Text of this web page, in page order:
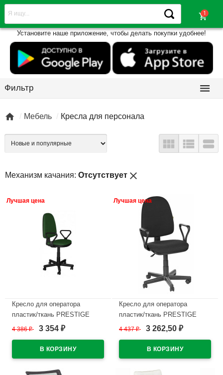
shopping_cart
Установите наше приложение, чтобы делать покупки удобнее!
Фильтр 
 Мебель Кресла для персонала
  
Механизм качания: Отсутствует close
Лучшая цена
Кресло для оператора
пластик/ткань PRESTIGE
зеленый (С-34/B-31)
4 386₽ 3 354 ₽
Лучшая цена
Кресло для оператора
пластик/ткань PRESTIGE
черный (С-11/В-14)
4 437₽ 3 262,50 ₽